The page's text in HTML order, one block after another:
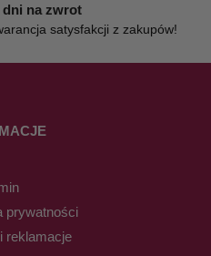
dni na zwrot
satysfakcji z zakupów!
prywatności
reklamacje